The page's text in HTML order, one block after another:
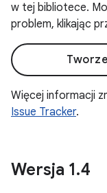
w tej bibliotece.
problem, klikając
Więcej informacji
Issue Tracker.
Wersja 1.4